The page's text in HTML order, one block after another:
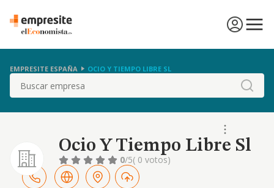
EMPRESITE ESPAÑA OCIO Y TIEMPO LIBRE SL
Buscar
Ocio Y Tiempo Libre Sl
0/5( 0 votos)